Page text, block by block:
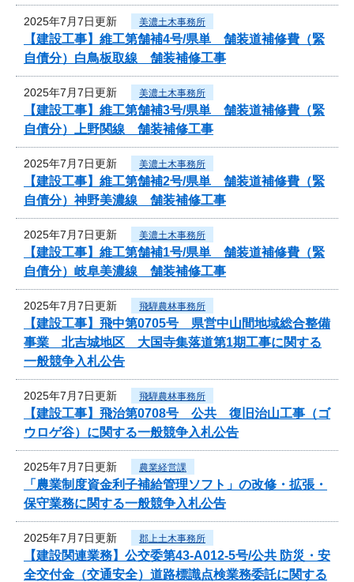
2025年7月7日更新 美濃土木事務所
【建設工事】維工第舗補4号/県単 舗装道補修費（緊
自債分）白鳥板取線 舗装補修工事
2025年7月7日更新 美濃土木事務所
【建設工事】維工第舗補3号/県単 舗装道補修費（緊
自債分）上野関線 舗装補修工事
2025年7月7日更新 美濃土木事務所
【建設工事】維工第舗補2号/県単 舗装道補修費（緊
自債分）神野美濃線 舗装補修工事
2025年7月7日更新 美濃土木事務所
【建設工事】維工第舗補1号/県単 舗装道補修費（緊
自債分）岐阜美濃線 舗装補修工事
2025年7月7日更新 飛騨農林事務所
【建設工事】飛中第0705号 県営中山間地域総合整備
事業 北吉城地区 大国寺集落道第1期工事に関する
一般競争入札公告
2025年7月7日更新 飛騨農林事務所
【建設工事】飛治第0708号 公共 復旧治山工事（ゴ
ウロゲ谷）に関する一般競争入札公告
2025年7月7日更新 農業経営課
「農業制度資金利子補給管理ソフト」の改修・拡張・
保守業務に関する一般競争入札公告
2025年7月7日更新 郡上土木事務所
【建設関連業務】公交委第43-A012-5号/公共 防災・安
全交付金（交通安全）道路標識点検業務委託に関する